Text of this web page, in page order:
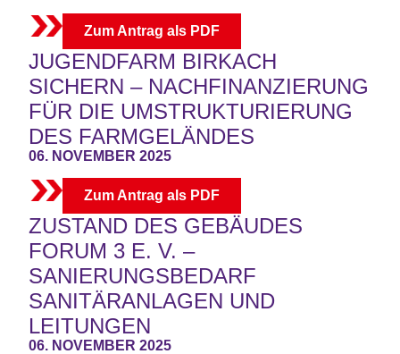
Zum Antrag als PDF
JUGENDFARM BIRKACH
SICHERN – NACHFINANZIERUNG
FÜR DIE UMSTRUKTURIERUNG
DES FARMGELÄNDES
06. NOVEMBER 2025
Zum Antrag als PDF
ZUSTAND DES GEBÄUDES
FORUM 3 E. V. –
SANIERUNGSBEDARF
SANITÄRANLAGEN UND
LEITUNGEN
06. NOVEMBER 2025